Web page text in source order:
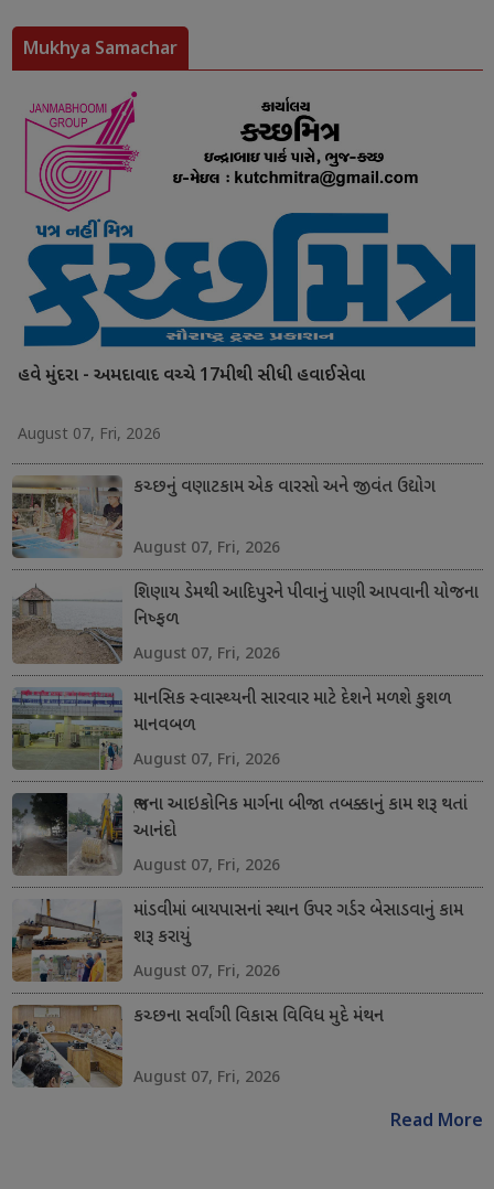
Mukhya Samachar
હવે મુંદરા - અમદાવાદ વચ્ચે 17મીથી સીધી હવાઈસેવા
August 07, Fri, 2026
કચ્છનું વણાટકામ એક વારસો અને જીવંત ઉદ્યોગ
August 07, Fri, 2026
શિણાય ડેમથી આદિપુરને પીવાનું પાણી આપવાની યોજના
નિષ્ફળ
August 07, Fri, 2026
માનસિક સ્વાસ્થ્યની સારવાર માટે દેશને મળશે કુશળ
માનવબળ
August 07, Fri, 2026
ભુજના આઇકોનિક માર્ગના બીજા તબક્કાનું કામ શરૂ થતાં
આનંદો
August 07, Fri, 2026
માંડવીમાં બાયપાસનાં સ્થાન ઉપર ગર્ડર બેસાડવાનું કામ
શરૂ કરાયું
August 07, Fri, 2026
કચ્છના સર્વાંગી વિકાસ વિવિધ મુદે મંથન
August 07, Fri, 2026
Read More